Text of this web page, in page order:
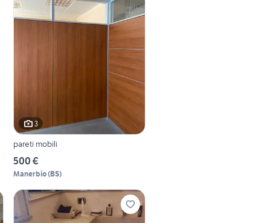
3
pareti mobili
500 €
Manerbio(BS)